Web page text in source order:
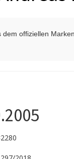
offiziellen